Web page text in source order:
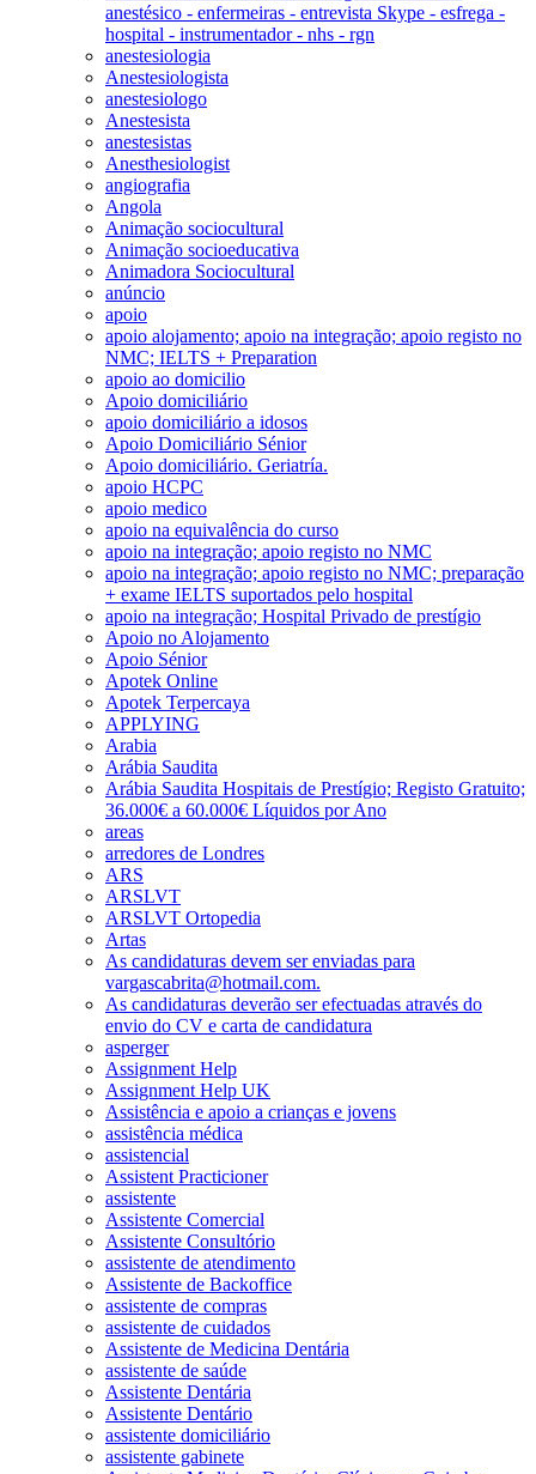
anestésico - enfermeiras - entrevista Skype - esfrega -
hospital - instrumentador - nhs - rgn
anestesiologia
Anestesiologista
anestesiologo
Anestesista
anestesistas
Anesthesiologist
angiografia
Angola
Animação sociocultural
Animação socioeducativa
Animadora Sociocultural
anúncio
apoio
apoio alojamento; apoio na integração; apoio registo no
NMC; IELTS + Preparation
apoio ao domicilio
Apoio domiciliário
apoio domiciliário a idosos
Apoio Domiciliário Sénior
Apoio domiciliário. Geriatría.
apoio HCPC
apoio medico
apoio na equivalência do curso
apoio na integração; apoio registo no NMC
apoio na integração; apoio registo no NMC; preparação
+ exame IELTS suportados pelo hospital
apoio na integração; Hospital Privado de prestígio
Apoio no Alojamento
Apoio Sénior
Apotek Online
Apotek Terpercaya
APPLYING
Arabia
Arábia Saudita
Arábia Saudita Hospitais de Prestígio; Registo Gratuito;
36.000€ a 60.000€ Líquidos por Ano
areas
arredores de Londres
ARS
ARSLVT
ARSLVT Ortopedia
Artas
As candidaturas devem ser enviadas para
vargascabrita@hotmail.com.
As candidaturas deverão ser efectuadas através do
envio do CV e carta de candidatura
asperger
Assignment Help
Assignment Help UK
Assistência e apoio a crianças e jovens
assistência médica
assistencial
Assistent Practicioner
assistente
Assistente Comercial
Assistente Consultório
assistente de atendimento
Assistente de Backoffice
assistente de compras
assistente de cuidados
Assistente de Medicina Dentária
assistente de saúde
Assistente Dentária
Assistente Dentário
assistente domiciliário
assistente gabinete